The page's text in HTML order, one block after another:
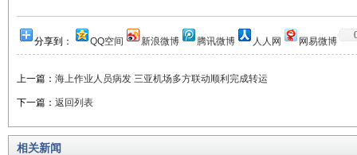
分享到： QQ空间 新浪微博 腾讯微博 人人网 网易微博
上一篇： 海上作业人员病发 三亚机场多方联动顺利完成转运
下一篇： 返回列表
相关新闻